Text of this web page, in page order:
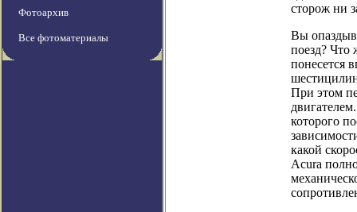
Фотоархив
Все фотоматериалы
сторож ни
Вы
поезд? Что
понесется
При этом
которого
какой
Acura